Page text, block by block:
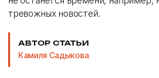
тревожных новостей.
АВТОР СТАТЬИ
Камиля Садыкова